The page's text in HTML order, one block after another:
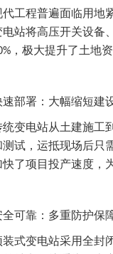
代工程普遍面临用地
电站将高压开关设备、
，极大提升了土地
速部署：大幅缩短建
统变电站从土建施工
测试，运抵现场后只
快了项目投产速度，
全可靠：多重防护保
装式变电站采用全封